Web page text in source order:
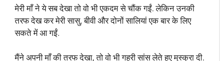
मेरी माँ ने ये सब देखा तो वो भी एकदम से चौंक गईं. लेकिन उनकी
तरफ देख कर मेरी सासु, बीवी और दोनों सालियां एक बार के लिए
सकते में आ गईं.
मैंने अपनी माँ की तरफ देखा, तो वो भी गहरी सांस लेते हुए मुस्कुरा दी.